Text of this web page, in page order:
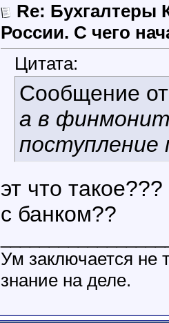
Re: Бухгалтеры
России. C чего
Цитата:
Сообщение
а в
поступление
эт что
с банком??
Ум заключается не
знание на деле.